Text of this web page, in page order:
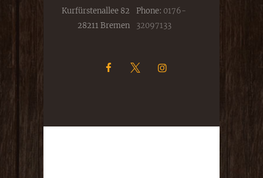
Phone: 0176-
32097133
Kurfürstenallee 82
28211 Bremen